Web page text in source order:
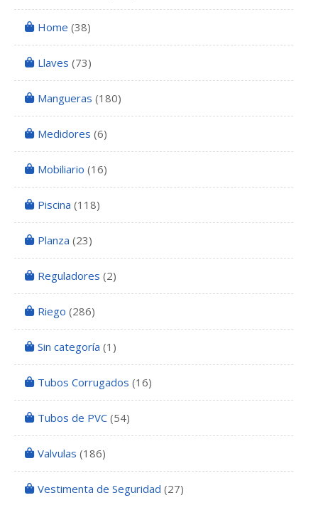
Home (38)
Llaves (73)
Mangueras (180)
Medidores (6)
Mobiliario (16)
Piscina (118)
Planza (23)
Reguladores (2)
Riego (286)
Sin categoría (1)
Tubos Corrugados (16)
Tubos de PVC (54)
Valvulas (186)
Vestimenta de Seguridad (27)